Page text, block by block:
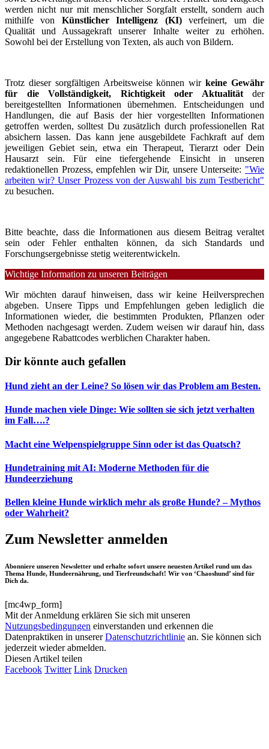
werden nicht nur mit menschlicher Sorgfalt erstellt, sondern auch
mithilfe von Künstlicher Intelligenz (KI)verfeinert, um die
Qualität und Aussagekraft unserer Inhalte weiter zu erhöhen.
Sowohl bei der Erstellung von Texten, als auch von Bildern.
Trotz dieser sorgfältigen Arbeitsweise können wirkeine Gewähr
für die Vollständigkeit, Richtigkeit oder Aktualitätder
bereitgestellten Informationen übernehmen. Entscheidungen und
Handlungen, die auf Basis der hier vorgestellten Informationen
getroffen werden, solltest Du zusätzlich durch professionellen Rat
absichern lassen. Das kann jene ausgebildete Fachkraft auf dem
jeweiligen Gebiet sein, etwa ein Therapeut, Tierarzt oder Dein
Hausarzt sein. Für eine tiefergehende Einsicht in unseren
redaktionellen Prozess, empfehlen wir Dir, unsere Unterseite: "Wie
arbeiten wir? Unser Prozess von der Auswahl bis zum Testbericht"
zu besuchen.
Bitte beachte, dass die Informationen aus diesem Beitrag veraltet
sein oder Fehler enthalten können, da sich Standards und
Forschungsergebnisse stetig weiterentwickeln.
Wichtige Information zu unseren Beiträgen
Wir möchten darauf hinweisen, dass wir keine Heilversprechen
abgeben. Unsere Tipps und Empfehlungen geben lediglich die
Informationen wieder, die bestimmten Produkten, Pflanzen oder
Methoden nachgesagt werden. Zudem weisen wir darauf hin, dass
angegebene Rabattcodes werblichen Charakter haben.
Dir könnte auch gefallen
Hund zieht an der Leine? So lösen wir das Problem am Besten.
Hunde machen viele Dinge: Wie sollten sie sich jetzt verhalten
im Fall….?
Macht eine Welpenspielgruppe Sinn oder ist das Quatsch?
Hundetraining mit AI: Moderne Methoden für die
Hundeerziehung
Bellen kleine Hunde wirklich mehr als große Hunde? – Mythos
oder Wahrheit?
Zum Newsletter anmelden
Abonniere unseren Newsletter und erhalte sofort unsere neuesten Artikel rund um das
Thema Hunde, Hundeernährung, und Tierfreundschaft! Wir von ‘Chaoshund’ sind für
Dich da.
[mc4wp_form]
Mit der Anmeldung erklären Sie sich mit unseren
Nutzungsbedingungen einverstanden und erkennen die
Datenpraktiken in unsererDatenschutzrichtlinie an. Sie können sich
jederzeit wieder abmelden.
Diesen Artikel teilen
Facebook Twitter Link Drucken